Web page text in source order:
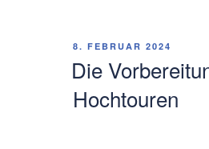
VERÖFFENTLICHT
8. FEBRUAR 2024
Die
Hochtouren